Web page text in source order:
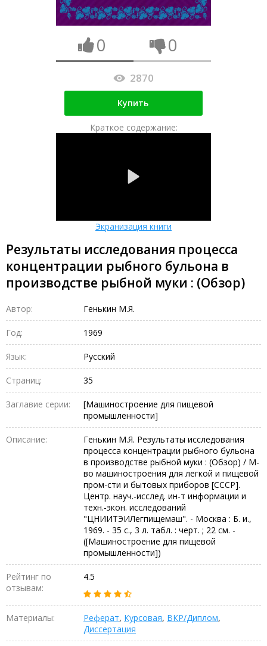
0 0
2870
Купить
Краткое содержание:
Экранизация книги
Результаты исследования процесса
концентрации рыбного бульона в
производстве рыбной муки : (Обзор)
Автор: Генькин М.Я.
Год: 1969
Язык: Русский
Страниц: 35
Заглавие серии:
[Машиностроение для пищевой
промышленности]
Описание:
Генькин М.Я. Результаты исследования
процесса концентрации рыбного бульона
в производстве рыбной муки : (Обзор) / М-
во машиностроения для легкой и пищевой
пром-сти и бытовых приборов [СССР].
Центр. науч.-исслед. ин-т информации и
техн.-экон. исследований
"ЦНИИТЭИЛегпищемаш". - Москва : Б. и.,
1969. - 35 с., 3 л. табл. : черт. ; 22 см. -
([Машиностроение для пищевой
промышленности])
Рейтинг по
отзывам:
4.5
Материалы: Реферат, Курсовая, ВКР/Диплом,
Диссертация